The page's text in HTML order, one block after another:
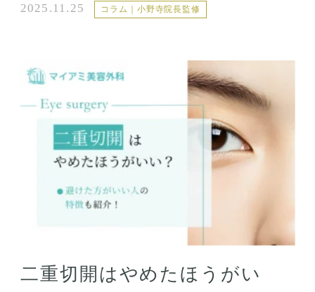
2025.11.25 コラム｜小野寺院長監修
二重切開はやめたほうがい